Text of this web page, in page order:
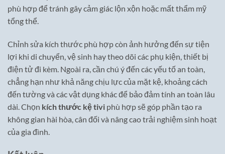
phù hợp để tránh gây cảm giác lộn xộn hoặc mất thẩm mỹ
tổng thể.
Chỉnh sửa kích thước phù hợp còn ảnh hưởng đến sự tiện
lợi khi di chuyển, vệ sinh hay theo dõi các phụ kiện, thiết bị
điện tử đi kèm. Ngoài ra, cần chú ý đến các yếu tố an toàn,
chẳng hạn như khả năng chịu lực của mặt kệ, khoảng cách
đến tường và các vật dụng khác để bảo đảm tính an toàn lâu
dài. Chọn kích thước kệ tivi phù hợp sẽ góp phần tạo ra
không gian hài hòa, cân đối và nâng cao trải nghiệm sinh hoạt
của gia đình.